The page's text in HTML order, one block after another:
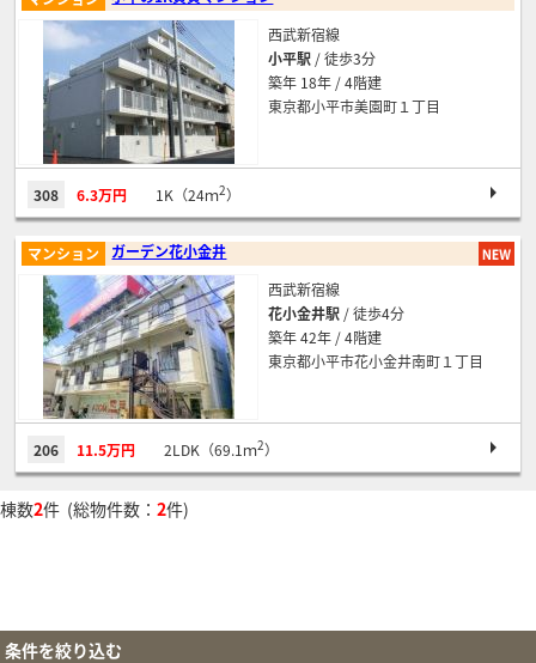
西武新宿線
小平駅 / 徒歩3分
築年 18年 / 4階建
東京都小平市美園町１丁目
308 6.3万円 1K（24ｍ2）
ガーデン花小金井
マンション
西武新宿線
花小金井駅 / 徒歩4分
築年 42年 / 4階建
東京都小平市花小金井南町１丁目
206 11.5万円 2LDK（69.1ｍ2）
棟数2件 (総物件数： 2件)
条件を絞り込む